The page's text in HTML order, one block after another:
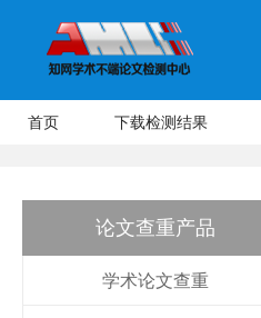
首页 下载检测结果
论文查重产品
学术论文查重